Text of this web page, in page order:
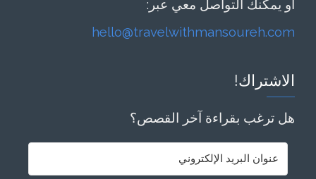
أو يمكنك التواصل معي عبر:
hello@travelwithmansoureh.com
الاشتراك!
هل ترغب بقراءة آخر القصص؟